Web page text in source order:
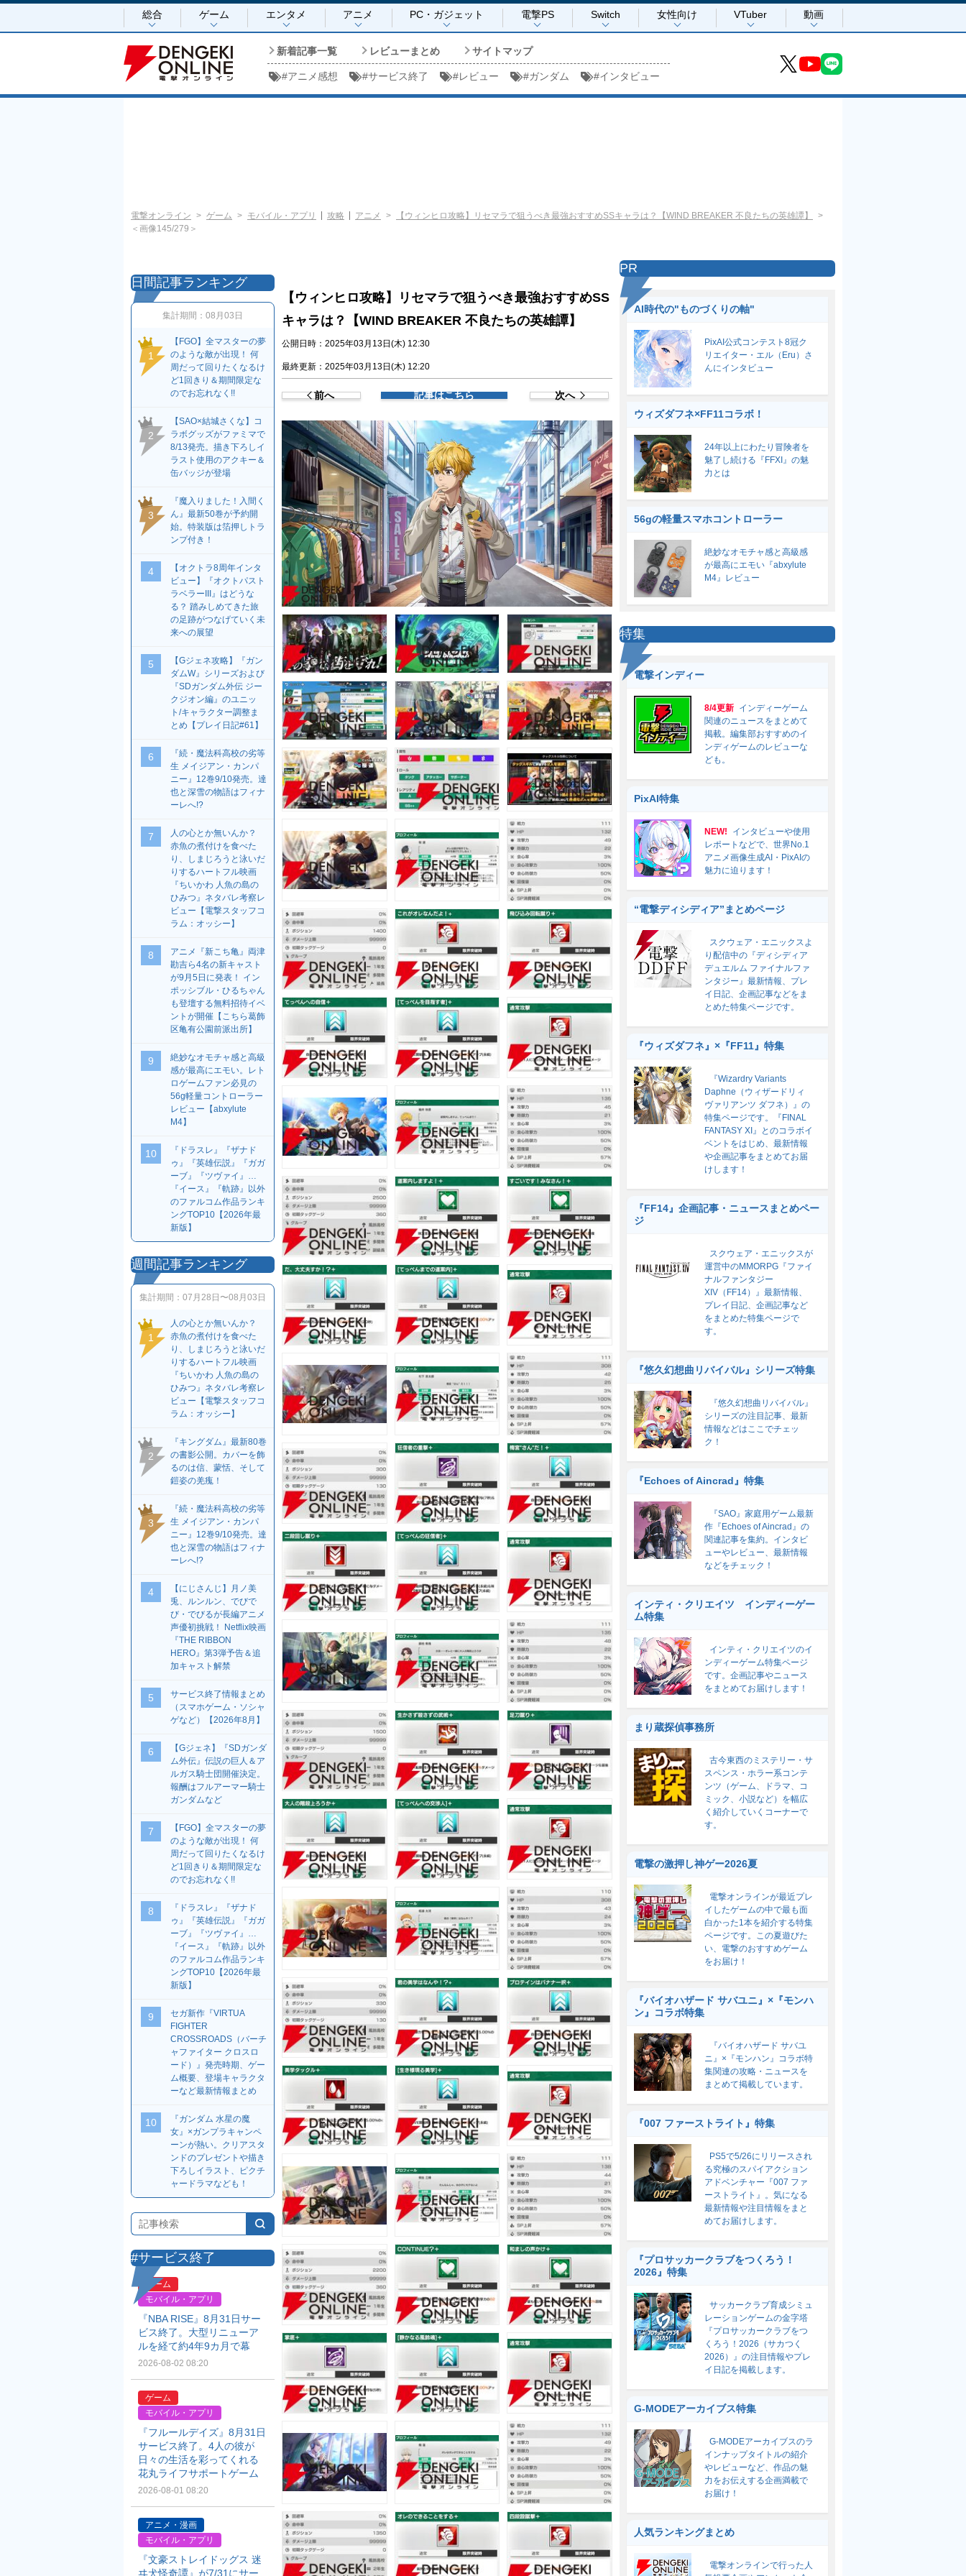
総合 ゲーム エンタメ アニメ PC・ガジェット 電撃PS Switch 女性向け VTuber 動画
新着記事一覧 レビューまとめ サイトマップ
#アニメ感想 #サービス終了 #レビュー #ガンダム #インタビュー
電撃オンライン ゲーム モバイル・アプリ 攻略 アニメ
【ウィンヒロ攻略】リセマラで狙うべき最強おすすめSSキャラは？【WIND BREAKER 不良たちの英雄譚】
＜画像145/279＞
【ウィンヒロ攻略】リセマラで狙うべき最強おすすめSS
キャラは？【WIND BREAKER 不良たちの英雄譚】
公開日時：2025年03月13日(木) 12:30
最終更新：2025年03月13日(木) 12:20
前へ 記事はこちら 次へ
日間記事ランキング
集計期間： 08月03日
1
【FGO】全マスターの夢
のような敵が出現！ 何
周だって回りたくなるけ
ど1回きり＆期間限定な
のでお忘れなく!!
2
【SAO×結城さくな】コ
ラボグッズがファミマで
8/13発売。描き下ろしイ
ラスト使用のアクキー＆
缶バッジが登場
3
『魔入りました！入間く
ん』最新50巻が予約開
始。特装版は箔押しトラ
ンプ付き！
4
【オクトラ8周年インタ
ビュー】『オクトパスト
ラベラーIII』はどうな
る？ 踏みしめてきた旅
の足跡がつなげていく未
来への展望
5
【Gジェネ攻略】『ガン
ダムW』シリーズおよび
『SDガンダム外伝 ジー
クジオン編』のユニッ
ト/キャラクター調整ま
とめ【プレイ日記#61】
6
『続・魔法科高校の劣等
生 メイジアン・カンパ
ニー』12巻9/10発売。達
也と深雪の物語はフィナ
ーレへ!?
7
人の心とか無いんか？
赤魚の煮付けを食べた
り、しまじろうと泳いだ
りするハートフル映画
『ちいかわ 人魚の島の
ひみつ』ネタバレ考察レ
ビュー【電撃スタッフコ
ラム：オッシー】
8
アニメ『新こち亀』両津
勘吉ら4名の新キャスト
が9月5日に発表！ イン
ポッシブル・ひるちゃん
も登壇する無料招待イベ
ントが開催【こちら葛飾
区亀有公園前派出所】
9
絶妙なオモチャ感と高級
感が最高にエモい。レト
ロゲームファン必見の
56g軽量コントローラー
レビュー【abxylute
M4】
10
『ドラスレ』『ザナド
ゥ』『英雄伝説』『ガガ
ーブ』『ツヴァイ』…
『イース』『軌跡』以外
のファルコム作品ランキ
ングTOP10【2026年最
新版】
週間記事ランキング
集計期間： 07月28日〜08月03日
1
人の心とか無いんか？
赤魚の煮付けを食べた
り、しまじろうと泳いだ
りするハートフル映画
『ちいかわ 人魚の島の
ひみつ』ネタバレ考察レ
ビュー【電撃スタッフコ
ラム：オッシー】
2
『キングダム』最新80巻
の書影公開。カバーを飾
るのは信、蒙恬、そして
鎧姿の羌瘣！
3
『続・魔法科高校の劣等
生 メイジアン・カンパ
ニー』12巻9/10発売。達
也と深雪の物語はフィナ
ーレへ!?
4
【にじさんじ】月ノ美
兎、ルンルン、でびで
び・でびるが長編アニメ
声優初挑戦！ Netflix映画
『THE RIBBON
HERO』第3弾予告＆追
加キャスト解禁
5
サービス終了情報まとめ
（スマホゲーム・ソシャ
ゲなど）【2026年8月】
6
【Gジェネ】『SDガンダ
ム外伝』伝説の巨人＆ア
ルガス騎士団開催決定。
報酬はフルアーマー騎士
ガンダムなど
7
【FGO】全マスターの夢
のような敵が出現！ 何
周だって回りたくなるけ
ど1回きり＆期間限定な
のでお忘れなく!!
8
『ドラスレ』『ザナド
ゥ』『英雄伝説』『ガガ
ーブ』『ツヴァイ』…
『イース』『軌跡』以外
のファルコム作品ランキ
ングTOP10【2026年最
新版】
9
セガ新作『VIRTUA
FIGHTER
CROSSROADS（バーチ
ャファイター クロスロ
ード）』発売時期、ゲー
ム概要、登場キャラクタ
ーなど最新情報まとめ
10
『ガンダム 水星の魔
女』×ガンプラキャンペ
ーンが熱い。クリアスタ
ンドのプレゼントや描き
下ろしイラスト、ピクチ
ャードラマなども！
#サービス終了
ゲーム
モバイル・アプリ
『NBA RISE』8月31日サー
ビス終了。大型リニューア
ルを経て約4年9カ月で幕
2026-08-02 08:20
ゲーム
モバイル・アプリ
『フルールデイズ』8月31日
サービス終了。4人の彼が
日々の生活を彩ってくれる
花丸ライフサポートゲーム
2026-08-01 08:20
アニメ・漫画
モバイル・アプリ
『文豪ストレイドッグス 迷
ヰ犬怪奇譚』が7/31にサー
PR
AI時代の"ものづくりの軸"
PixAI公式コンテスト8冠ク
リエイター・エル（Eru）さ
んにインタビュー
ウィズダフネ×FF11コラボ！
24年以上にわたり冒険者を
魅了し続ける『FFXI』の魅
力とは
56gの軽量スマホコントローラー
絶妙なオモチャ感と高級感
が最高にエモい『abxylute
M4』レビュー
特集
電撃インディー
8/4更新 インディーゲーム
関連のニュースをまとめて
掲載。編集部おすすめのイ
ンディゲームのレビューな
ども。
PixAI特集
NEW!
インタビューや使用
レポートなどで、世界No.1
アニメ画像生成AI・PixAIの
魅力に迫ります！
“電撃ディシディア”まとめページ
スクウェア・エニックスよ
り配信中の『ディシディア
デュエルム ファイナルファ
ンタジー』最新情報、プレ
イ日記、企画記事などをま
とめた特集ページです。
『ウィズダフネ』×『FF11』特集
『Wizardry Variants
Daphne（ウィザードリィ
ヴァリアンツ ダフネ）』の
特集ページです。『FINAL
FANTASY XI』とのコラボイ
ベントをはじめ、最新情報
や企画記事をまとめてお届
けします！
『FF14』企画記事・ニュースまとめペー
ジ
スクウェア・エニックスが
運営中のMMORPG『ファイ
ナルファンタジー
XIV（FF14）』最新情報、
プレイ日記、企画記事など
をまとめた特集ページで
す。
『悠久幻想曲リバイバル』シリーズ特集
『悠久幻想曲リバイバル』
シリーズの注目記事、最新
情報などはここでチェッ
ク！
『Echoes of Aincrad』特集
『SAO』家庭用ゲーム最新
作『Echoes of Aincrad』の
関連記事を集約。インタビ
ューやレビュー、最新情報
などをチェック！
インティ・クリエイツ インディーゲー
ム特集
インティ・クリエイツのイ
ンディーゲーム特集ページ
です。企画記事やニュース
をまとめてお届けします！
まり蔵探偵事務所
古今東西のミステリー・サ
スペンス・ホラー系コンテ
ンツ（ゲーム、ドラマ、コ
ミック、小説など）を幅広
く紹介していくコーナーで
す。
電撃の激押し神ゲー2026夏
電撃オンラインが最近プレ
イしたゲームの中で最も面
白かった1本を紹介する特集
ページです。この夏遊びた
い、電撃のおすすめゲーム
をお届け！
『バイオハザード サバユニ』×『モンハ
ン』コラボ特集
『バイオハザード サバユ
ニ』×『モンハン』コラボ特
集関連の攻略・ニュースを
まとめて掲載しています。
『007 ファーストライト』特集
PS5で5/26にリリースされ
る究極のスパイアクション
アドベンチャー『007 ファ
ーストライト』。気になる
最新情報や注目情報をまと
めてお届けします。
『プロサッカークラブをつくろう！
2026』特集
サッカークラブ育成シミュ
レーションゲームの金字塔
『プロサッカークラブをつ
くろう！2026（サカつく
2026）』の注目情報やプレ
イ日記を掲載します。
G-MODEアーカイブス特集
G-MODEアーカイブスのラ
インナップタイトルの紹介
やレビューなど、作品の魅
力をお伝えする企画満載で
お届け！
人気ランキングまとめ
電撃オンラインで行った人